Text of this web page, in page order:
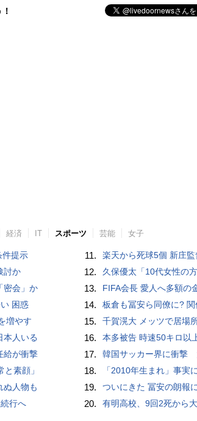
経済 IT スポーツ 芸能 女子
件提示
討か
密会」か
困惑
増やす
本人いる
給が衝撃
素顔」
ぬ人物も
行へ
11. 楽天から死球5個 新庄
12. 久保優太「10代女性の方
13. FIFA会長 愛人へ多額の
14. 板倉も冨安ら同僚に?
15. 千賀滉大 メッツで居場
16. 本多被告 時速50キロ以
17. 韓国サッカー界に衝撃 大韓サッカー協会に外国人審判へ
18. 「2010年生まれ」事実
19. ついにきた 冨安の朗報
20. 有明高校、9回2死から